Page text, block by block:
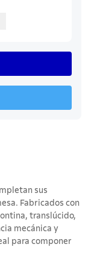
sus
Fabricados con
translúcido,
mecánica y
para componer